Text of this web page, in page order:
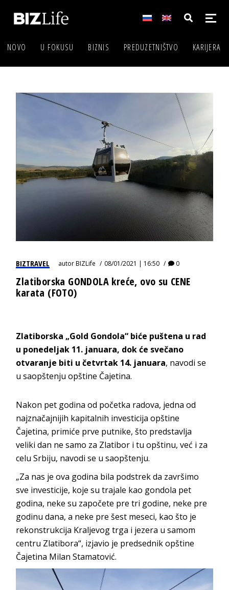
NOVO U FOKUSU BIZNIS PREDUZETNIŠTVO KARIJERA
BIZTRAVEL autorBIZLife 08/01/2021 | 16:50 0
Zlatiborska GONDOLA kreće, ovo su CENE
karata (FOTO)
Zlatiborska „Gold Gondola“ biće puštena u rad
u ponedeljak 11. januara, dok će svečano
otvaranje biti u četvrtak 14. januara, navodi se
u saopštenju opštine Čajetina.
Nakon pet godina od početka radova, jedna od
najznačajnijih kapitalnih investicija opštine
Čajetina, primiće prve putnike, što predstavlja
veliki dan ne samo za Zlatibor i tu opštinu, već i za
celu Srbiju, navodi se u saopštenju.
„Za nas je ova godina bila podstrek da završimo
sve investicije, koje su trajale kao gondola pet
godina, neke su započete pre tri godine, neke pre
godinu dana, a neke pre šest meseci, kao što je
rekonstrukcija Kraljevog trga i jezera u samom
centru Zlatibora“, izjavio je predsednik opštine
Čajetina Milan Stamatović.